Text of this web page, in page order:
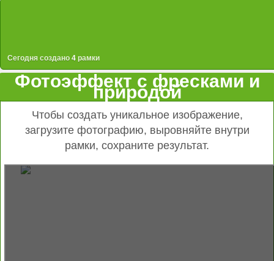
Сегодня создано 4 рамки
Фотоэффект с фресками и
природой
Чтобы создать уникальное изображение,
загрузите фотографию, выровняйте внутри
рамки, сохраните результат.